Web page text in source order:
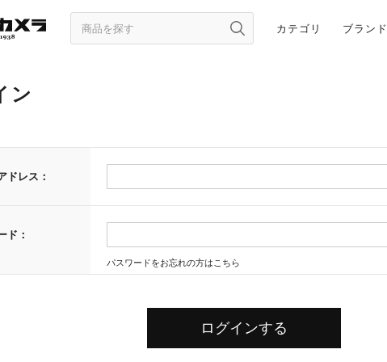
カテゴリ ブランド
ン
ドレス：
ド：
パスワードをお忘れの方はこちら